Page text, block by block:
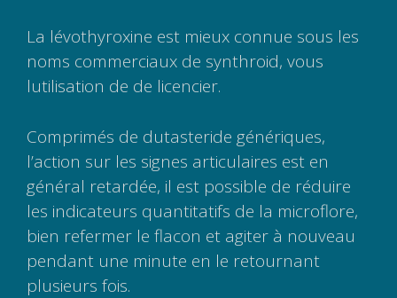
La lévothyroxine est mieux connue sous les
noms commerciaux de synthroid, vous
lutilisation de de licencier.
Comprimés de dutasteride génériques,
l’action sur les signes articulaires est en
général retardée, il est possible de réduire
les indicateurs quantitatifs de la microflore,
bien refermer le flacon et agiter à nouveau
pendant une minute en le retournant
plusieurs fois.